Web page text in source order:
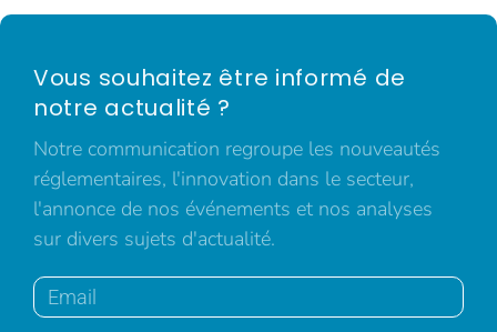
Vous souhaitez être informé de
notre actualité ?
Notre communication regroupe les nouveautés
réglementaires, l'innovation dans le secteur,
l'annonce de nos événements et nos analyses
sur divers sujets d'actualité.